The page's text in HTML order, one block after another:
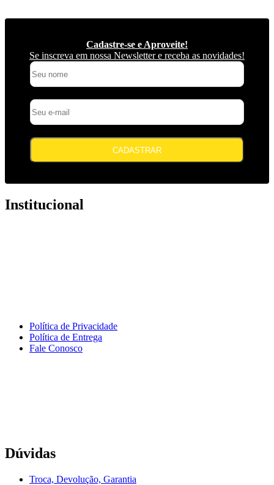
Cadastre-se e Aproveite!
Se inscreva em nossa Newsletter e receba as novidades!
CADASTRAR
Institucional
Política de Privacidade
Política de Entrega
Fale Conosco
Dúvidas
Troca, Devolução, Garantia